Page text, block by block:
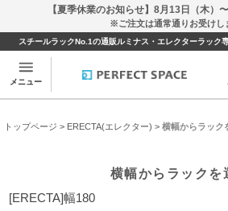
【夏季休業のお知らせ】8月13日（木）
※ご注文は通常通りお受けし
スチールラックNo.1の通販ルミナス・エレクターラック
メニュー
トップページ > ERECTA(エレクター) > 横幅からラック
横幅からラックを
[ERECTA]幅180